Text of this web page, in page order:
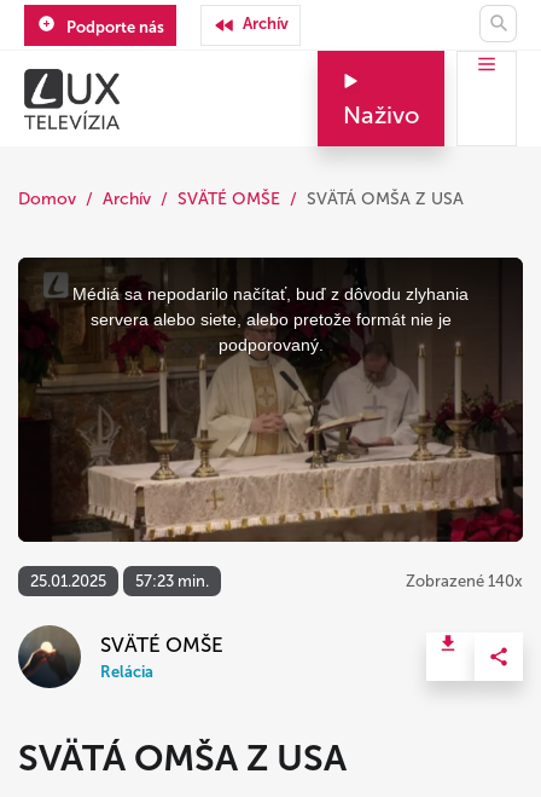
Podporte nás Archív
Naživo
Domov Archív SVÄTÉ OMŠE SVÄTÁ OMŠA Z USA
This
modal
window.
Médiá sa nepodarilo načítať, buď z dôvodu zlyhania
servera alebo siete, alebo pretože formát nie je
podporovaný.
25.01.2025 57:23 min. Zobrazené 140x
SVÄTÉ OMŠE
Relácia
SVÄTÁ OMŠA Z USA